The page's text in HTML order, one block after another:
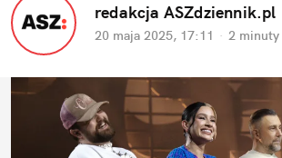
redakcja ASZdziennik.pl
20 maja 2025, 17:11 · 2 minuty